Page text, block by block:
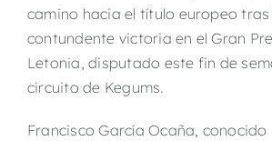
camino hacia el título europeo
contundente victoria en el Gran
Letonia, disputado este fin de
circuito de Kegums.
Francisco García Ocaña, conocido